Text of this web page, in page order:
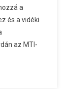
a
és a vidéki
az MTI-